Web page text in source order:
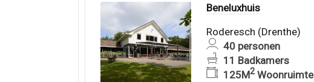
Beneluxhuis
Roderesch (Drenthe)
40 personen
11 Badkamers
125M2Woonruimte